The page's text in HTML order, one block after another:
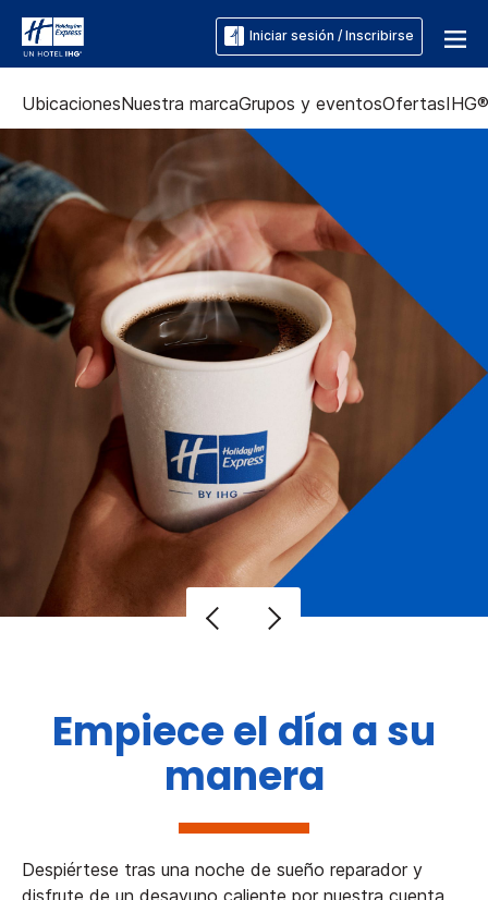
Iniciar sesión / Inscribirse
UbicacionesNuestra marcaGrupos y eventosOfertas
Empiece el día a su
manera
Despiértese tras una noche de sueño reparador y
disfrute de un desayuno caliente por nuestra cuenta